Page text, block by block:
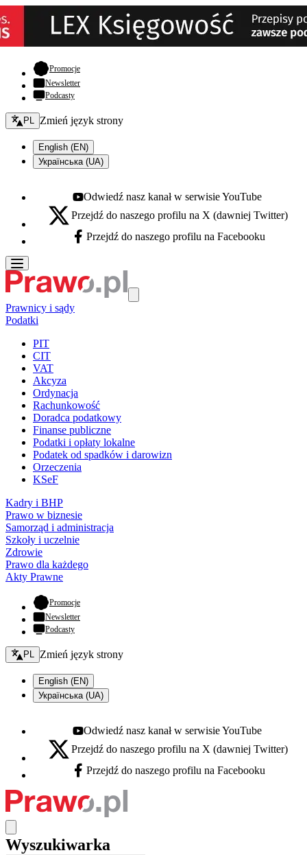
Promocje- otwiera się w nowej karcie
Newsletter
Podcasty
Zmień język - bieżący:
PL Zmień język strony
English (EN)
Українська (UA)
Youtube - otwiera się w nowej karcie
Odwiedź nasz kanał w serwisie YouTube
X - otwiera się w nowej karcie
Przejdź do naszego profilu na X (dawniej Twitter)
Facebook - otwiera się w nowej karcie
Przejdź do naszego profilu na Facebooku
Prawnicy i sądy
Podatki
PIT
CIT
VAT
Akcyza
Ordynacja
Rachunkowość
Doradca podatkowy
Finanse publiczne
Podatki i opłaty lokalne
Podatek od spadków i darowizn
Orzeczenia
KSeF
Kadry i BHP
Prawo w biznesie
Samorząd i administracja
Szkoły i uczelnie
Zdrowie
Prawo dla każdego
Akty Prawne
Promocje- otwiera się w nowej karcie
Newsletter
Podcasty
Zmień język - bieżący:
PL Zmień język strony
English (EN)
Українська (UA)
Youtube - otwiera się w nowej karcie
Odwiedź nasz kanał w serwisie YouTube
X - otwiera się w nowej karcie
Przejdź do naszego profilu na X (dawniej Twitter)
Facebook - otwiera się w nowej karcie
Przejdź do naszego profilu na Facebooku
Wyszukiwarka